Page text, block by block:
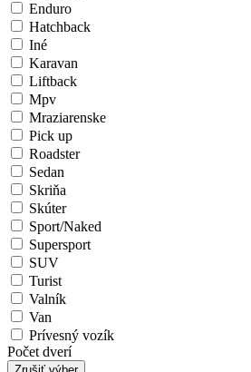
Enduro
Hatchback
Iné
Karavan
Liftback
Mpv
Mraziarenske
Pick up
Roadster
Sedan
Skriňa
Skúter
Sport/Naked
Supersport
SUV
Turist
Valník
Van
Prívesný vozík
Počet dverí